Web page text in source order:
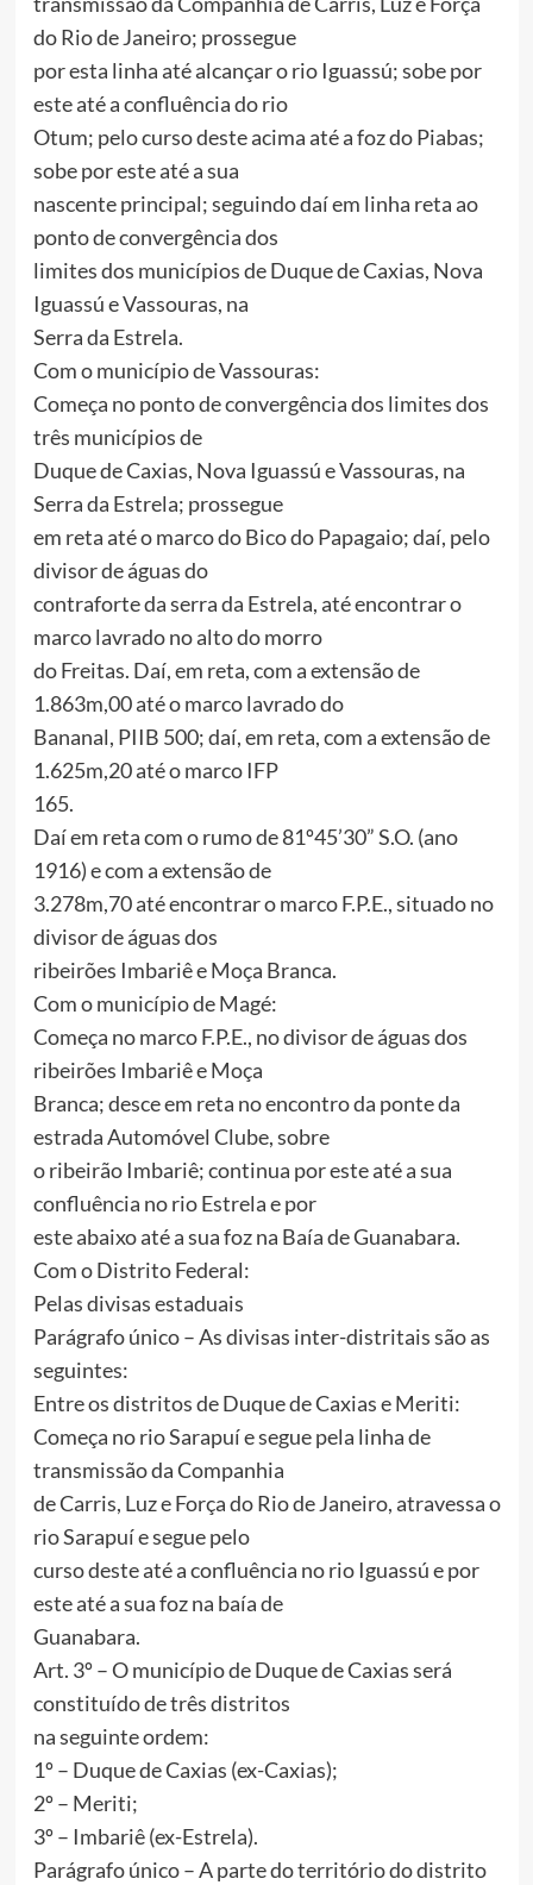
do Rio de Janeiro; prossegue
por esta linha até alcançar o rio Iguassú; sobe por
este até a confluência do rio
Otum; pelo curso deste acima até a foz do Piabas;
sobe por este até a sua
nascente principal; seguindo daí em linha reta ao
ponto de convergência dos
limites dos municípios de Duque de Caxias, Nova
Iguassú e Vassouras, na
Serra da Estrela.
Com o município de Vassouras:
Começa no ponto de convergência dos limites dos
três municípios de
Duque de Caxias, Nova Iguassú e Vassouras, na
Serra da Estrela; prossegue
em reta até o marco do Bico do Papagaio; daí, pelo
divisor de águas do
contraforte da serra da Estrela, até encontrar o
marco lavrado no alto do morro
do Freitas. Daí, em reta, com a extensão de
1.863m,00 até o marco lavrado do
Bananal, PIIB 500; daí, em reta, com a extensão de
1.625m,20 até o marco IFP
165.
Daí em reta com o rumo de 81º45’30” S.O. (ano
1916) e com a extensão de
3.278m,70 até encontrar o marco F.P.E., situado no
divisor de águas dos
ribeirões Imbariê e Moça Branca.
Com o município de Magé:
Começa no marco F.P.E., no divisor de águas dos
ribeirões Imbariê e Moça
Branca; desce em reta no encontro da ponte da
estrada Automóvel Clube, sobre
o ribeirão Imbariê; continua por este até a sua
confluência no rio Estrela e por
este abaixo até a sua foz na Baía de Guanabara.
Com o Distrito Federal:
Pelas divisas estaduais
Parágrafo único – As divisas inter-distritais são as
seguintes:
Entre os distritos de Duque de Caxias e Meriti:
Começa no rio Sarapuí e segue pela linha de
transmissão da Companhia
de Carris, Luz e Força do Rio de Janeiro, atravessa o
rio Sarapuí e segue pelo
curso deste até a confluência no rio Iguassú e por
este até a sua foz na baía de
Guanabara.
Art. 3º – O município de Duque de Caxias será
constituído de três distritos
na seguinte ordem:
1º – Duque de Caxias (ex-Caxias);
2º – Meriti;
3º – Imbariê (ex-Estrela).
Parágrafo único – A parte do território do distrito